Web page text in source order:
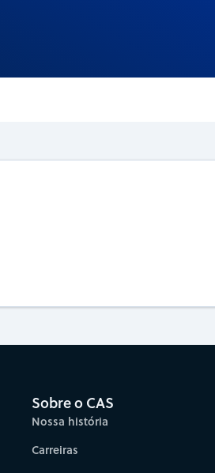
Sobre o CAS
Nossa história
Carreiras